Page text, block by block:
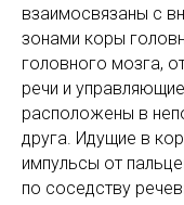
взаимосвязаны с
зонами коры
головного мозга,
речи и
расположены в
друга. Идущие в
импульсы от
по соседству